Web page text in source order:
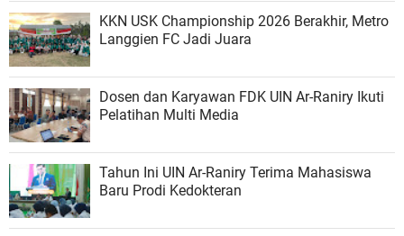
KKN USK Championship 2026 Berakhir, Metro
Langgien FC Jadi Juara
Dosen dan Karyawan FDK UIN Ar-Raniry Ikuti
Pelatihan Multi Media
Tahun Ini UIN Ar-Raniry Terima Mahasiswa
Baru Prodi Kedokteran